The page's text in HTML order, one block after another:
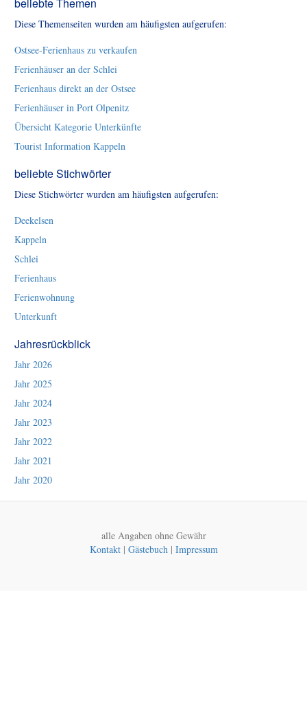
Diese Themenseiten wurden am häufigsten aufgerufen:
Ostsee-Ferienhaus zu verkaufen
Ferienhäuser an der Schlei
Ferienhaus direkt an der Ostsee
Ferienhäuser in Port Olpenitz
Übersicht Kategorie Unterkünfte
Tourist Information Kappeln
beliebte Stichwörter
Diese Stichwörter wurden am häufigsten aufgerufen:
Deekelsen
Kappeln
Schlei
Ferienhaus
Ferienwohnung
Unterkunft
Jahresrückblick
Jahr 2026
Jahr 2025
Jahr 2024
Jahr 2023
Jahr 2022
Jahr 2021
Jahr 2020
alle Angaben ohne Gewähr
Kontakt| Gästebuch| Impressum